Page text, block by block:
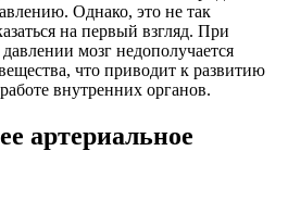
Однако, это не так
на первый взгляд. При
мозг недополучается
что приводит к развитию
внутренних органов.
артериальное